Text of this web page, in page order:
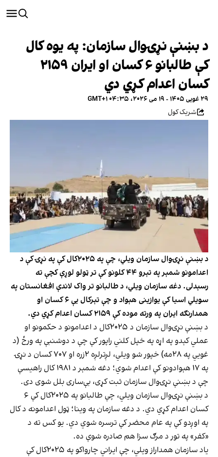
د بښنې نړۍوال سازمان: په یوه کال
کې طالبانو ۶ کسان او ایران ۲۱۵۹
کسان اعدام کړي دي
۲۹ غویی ۱۴۰۵ - ۱۹ می ۲۰۲۶، ۰۴:۳۵ GMT+۱
شریک کول
د بښنې نړۍوال سازمان ویلي، چې په ۲۰۲۵کال کې په نړۍ کې د
اعدامونو شمېر په تېرو ۴۴ کلونو کې تر ټولو لوړې کچې ته
رسېدلی. دغه سازمان ویلي، د طالبانو تر واک لاندې افغانستان په
سویلي اسیا کې یوازینی هېواد و چې تېرکال یې ۶ کسان او
همدارنګه ایران په ورته موده کې ۲۱۵۹ کسان اعدام کړي دي.
د بښنې نړۍوال سازمان د ۲۰۲۵کال د اعدامونو د حکمونو او
عملي کېدو په اړه په خپل کلني راپور کې چې د دوشنبې په ورځ (د
غویي په ۲۸مه) خپور شو ویلي، لږترلږه ۲زره او ۷۰۷ کسان د نړۍ
په ۱۷ هېوادونو کې اعدام شوي؛ دغه شمېر د ۱۹۸۱ کال راهیسې
چې د بښنې نړۍوال سازمان ثبت کړی، بې‌ساری بلل شوی دی.
د بښنې نړۍوال سازمان ویلي، چې طالبانو په ۲۰۲۵کال کې ۶
کسان اعدام کړي دي. د دغه سازمان په وینا؛ ټول اعدامونه د کال
په اوږدو کې په عام محضر کې ترسره شوي دي. یو کس ته د
«کفر» په تور د مرګ سزا هم صادره شوې ده.
یاد سازمان همداراز ویلي، چې ایراني چارواکو په ۲۰۲۵کال کې